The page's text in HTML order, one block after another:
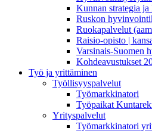
Kunnan strategia
Ruskon
Ruokapalvelut
Raisio-opisto |
Varsinais-Suomen
Kohdeavustukset
Työ ja yrittäminen
Työllisyyspalvelut
Työmarkkinatori
Työpaikat
Yrityspalvelut
Työmarkkinatori